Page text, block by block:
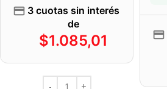
3 cuotas sin interés
de
$1.085,01